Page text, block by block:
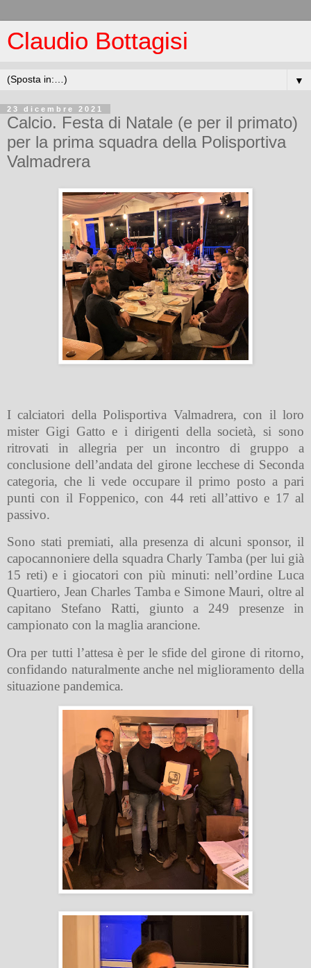
Claudio Bottagisi
▼
23 dicembre 2021
Calcio. Festa di Natale (e per il primato)
per la prima squadra della Polisportiva
Valmadrera
I calciatori della Polisportiva Valmadrera, con il loro
mister Gigi Gatto e i dirigenti della società, si sono
ritrovati in allegria per un incontro di gruppo a
conclusione dell’andata del girone lecchese di Seconda
categoria, che li vede occupare il primo posto a pari
punti con il Foppenico, con 44 reti all’attivo e 17 al
passivo.
Sono stati premiati, alla presenza di alcuni sponsor, il
capocannoniere della squadra Charly Tamba (per lui già
15 reti) e i giocatori con più minuti: nell’ordine Luca
Quartiero, Jean Charles Tamba e Simone Mauri, oltre al
capitano Stefano Ratti, giunto a 249 presenze in
campionato con la maglia arancione.
Ora per tutti l’attesa è per le sfide del girone di ritorno,
confidando naturalmente anche nel miglioramento della
situazione pandemica.